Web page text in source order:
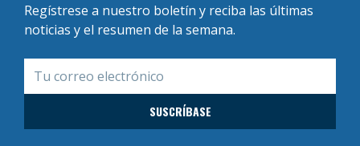
Regístrese a nuestro boletín y reciba las últimas
noticias y el resumen de la semana.